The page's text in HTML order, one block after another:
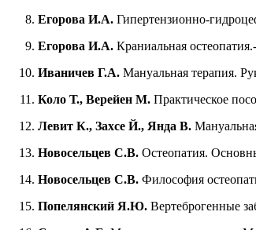
Егорова И.А. Гипертензионно-
Егорова И.А. Краниальная
Иваничев Г.А. Мануальная терапия.
Коло Т., Верейен М. Практическое
Левит К., Захсе Й., Янда В.
Новосельцев С.В. Остеопатия.
Новосельцев С.В. Философия
Попелянский Я.Ю. Вертеброгенные